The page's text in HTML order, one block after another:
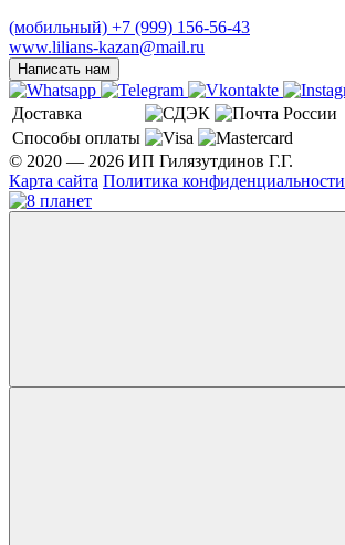
(мобильный) +7 (999) 156-56-43
www.lilians-kazan@mail.ru
Написать нам
Доставка
Способы оплаты
© 2020 — 2026 ИП Гилязутдинов Г.Г.
Карта сайта Политика конфиденциальности